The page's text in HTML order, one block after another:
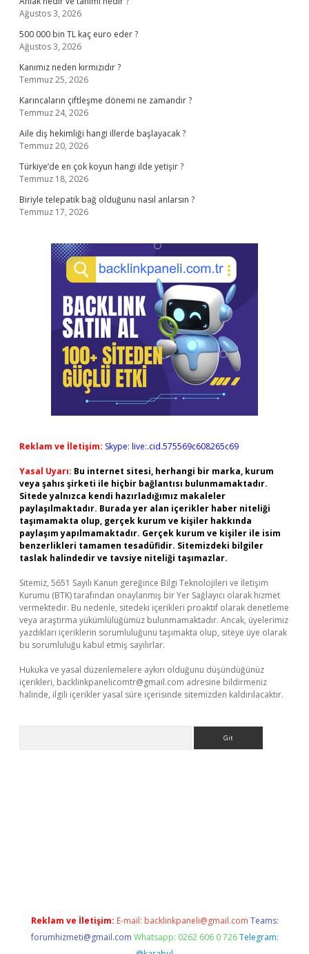
Ağustos 3, 2026
500 000 bin TL kaç euro eder ?
Ağustos 3, 2026
Kanımız neden kırmızıdır ?
Temmuz 25, 2026
Karıncaların çiftleşme dönemi ne zamandır ?
Temmuz 24, 2026
Aile diş hekimliği hangi illerde başlayacak ?
Temmuz 20, 2026
Türkiye’de en çok koyun hangi ilde yetişir ?
Temmuz 18, 2026
Biriyle telepatik bağ olduğunu nasıl anlarsın ?
Temmuz 17, 2026
Reklam ve İletişim: Skype: live:.cid.575569c608265c69
Yasal Uyarı: Bu internet sitesi, herhangi bir marka, kurum
veya şahıs şirketi ile hiçbir bağlantısı bulunmamaktadır.
Sitede yalnızca kendi hazırladığımız makaleler
paylaşılmaktadır. Burada yer alan içerikler haber niteliği
taşımamakta olup, gerçek kurum ve kişiler hakkında
paylaşım yapılmamaktadır. Gerçek kurum ve kişiler ile isim
benzerlikleri tamamen tesadüfidir. Sitemizdeki bilgiler
taslak halindedir ve tavsiye niteliği taşımazlar.
Sitemiz, 5651 Sayılı Kanun gereğince Bilgi Teknolojileri ve İletişim
Kurumu (BTK) tarafından onaylanmış bir Yer Sağlayıcı olarak hizmet
vermektedir. Bu nedenle, sitedeki içerikleri proaktif olarak denetleme
veya araştırma yükümlülüğümüz bulunmamaktadır. Ancak, üyelerimiz
yazdıkları içeriklerin sorumluluğunu taşımakta olup, siteye üye olarak
bu sorumluluğu kabul etmiş sayılırlar.
Hukuka ve yasal düzenlemelere aykırı olduğunu düşündüğünüz
içerikleri, backlinkpanelicomtr@gmail.com adresine bildirmeniz
halinde, ilgili içerikler yasal süre içerisinde sitemizden kaldırılacaktır.
Reklam ve İletişim: E-mail: backlinkpaneli@gmail.com Teams:
forumhizmeti@gmail.com Whatsapp: 0262 606 0 726 Telegram: